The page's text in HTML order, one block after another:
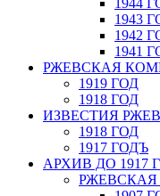
1944
1943
1942
1941
РЖЕВСКАЯ
1919 ГОД
1918 ГОД
ИЗВЕСТИЯ
1918 ГОД
1917 ГОДЪ
АРХИВ ДО 1917